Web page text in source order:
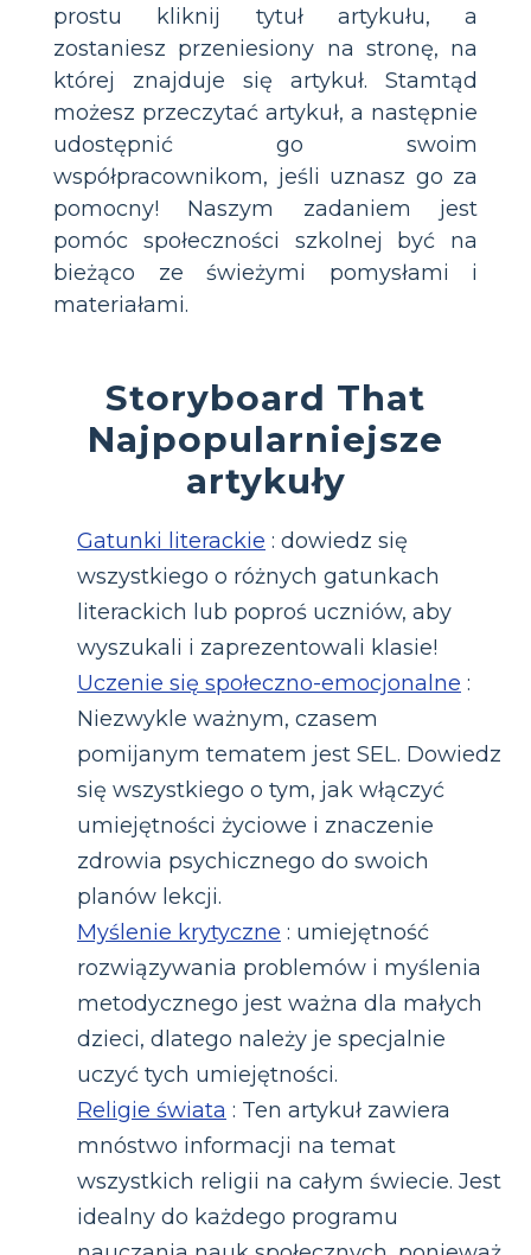
prostu kliknij tytuł artykułu, a
zostaniesz przeniesiony na stronę, na
której znajduje się artykuł. Stamtąd
możesz przeczytać artykuł, a następnie
udostępnić go swoim
współpracownikom, jeśli uznasz go za
pomocny! Naszym zadaniem jest
pomóc społeczności szkolnej być na
bieżąco ze świeżymi pomysłami i
materiałami.
Storyboard That
Najpopularniejsze
artykuły
Gatunki literackie : dowiedz się
wszystkiego o różnych gatunkach
literackich lub poproś uczniów, aby
wyszukali i zaprezentowali klasie!
Uczenie się społeczno-emocjonalne :
Niezwykle ważnym, czasem
pomijanym tematem jest SEL. Dowiedz
się wszystkiego o tym, jak włączyć
umiejętności życiowe i znaczenie
zdrowia psychicznego do swoich
planów lekcji.
Myślenie krytyczne : umiejętność
rozwiązywania problemów i myślenia
metodycznego jest ważna dla małych
dzieci, dlatego należy je specjalnie
uczyć tych umiejętności.
Religie świata : Ten artykuł zawiera
mnóstwo informacji na temat
wszystkich religii na całym świecie. Jest
idealny do każdego programu